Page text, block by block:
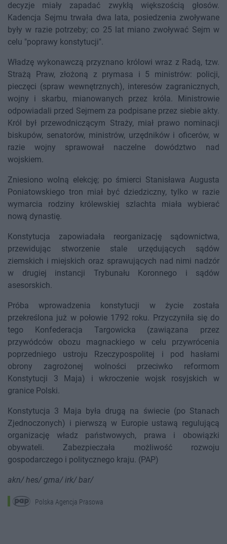
decyzje miały zapadać zwykłą większością głosów.
Kadencja Sejmu trwała dwa lata, posiedzenia zwoływane
były w razie potrzeby; co 25 lat miano zwoływać Sejm w
celu "poprawy konstytucji".
Władzę wykonawczą przyznano królowi wraz z Radą, tzw.
Strażą Praw, złożoną z prymasa i 5 ministrów: policji,
pieczęci (spraw wewnętrznych), interesów zagranicznych,
wojny i skarbu, mianowanych przez króla. Ministrowie
odpowiadali przed Sejmem za podpisane przez siebie akty.
Król był przewodniczącym Straży, miał prawo nominacji
biskupów, senatorów, ministrów, urzędników i oficerów, w
razie wojny sprawował naczelne dowództwo nad
wojskiem.
Zniesiono wolną elekcję; po śmierci Stanisława Augusta
Poniatowskiego tron miał być dziedziczny, tylko w razie
wymarcia rodziny królewskiej szlachta miała wybierać
nową dynastię.
Konstytucja zapowiadała reorganizację sądownictwa,
przewidując stworzenie stale urzędujących sądów
ziemskich i miejskich oraz sprawujących nad nimi nadzór
w drugiej instancji Trybunału Koronnego i sądów
asesorskich.
Próba wprowadzenia konstytucji w życie została
przekreślona już w połowie 1792 roku. Przyczyniła się do
tego Konfederacja Targowicka (zawiązana przez
przywódców obozu magnackiego w celu przywrócenia
poprzedniego ustroju Rzeczypospolitej i pod hasłami
obrony zagrożonej wolności przeciwko reformom
Konstytucji 3 Maja) i wkroczenie wojsk rosyjskich w
granice Polski.
Konstytucja 3 Maja była drugą na świecie (po Stanach
Zjednoczonych) i pierwszą w Europie ustawą regulującą
organizację władz państwowych, prawa i obowiązki
obywateli. Zabezpieczała możliwość rozwoju
gospodarczego i politycznego kraju. (PAP)
akn/ hes/ gma/ irk/ bar/
Polska Agencja Prasowa